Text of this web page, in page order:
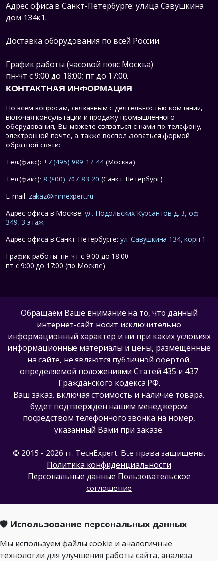
Адрес офиса в Санкт-Петербурге: улица Савушкина
дом 134к1.
Доставка оборудования по всей России.
График работы (часовой пояс Москва)
пн-чт с 9:00 до 18:00; пт до 17:00.
КОНТАКТНАЯ ИНФОРМАЦИЯ
По всем вопросам, связанным с деятельностью компании,
включая консультации и продажу промышленного
оборудования, Вы можете связаться с нами по телефону,
электронной почте, а также воспользоваться формой
обратной связи:
Тел.(факс): +7 (495) 989-17-44 (Москва)
Тел.(факс): 8 (800) 707-83-20 (Санкт-Петербург)
E-mail: zakaz@mmexpert.ru
Адрес офиса в Москве: ул. Подольских Курсантов д. 3, оф
349, 3 этаж
Адрес офиса в Санкт-Петербурге: ул. Савушкина 134, корп 1
График работы: пн-чт с 9:00 до 18:00
пт с 9:00 до 17:00 (по Москве)
Обращаем Ваше внимание на то, что данный
интернет-сайт носит исключительно
информационный характер и ни при каких условиях
информационные материалы и цены, размещенные
на сайте, не являются публичной офертой,
определяемой положениями Статей 435 и 437
Гражданского кодекса РФ.
Ваш заказ, включая стоимость и наличие товара,
будет подтвержден нашим менеджером
посредством телефонного звонка на номер,
указанный Вами при заказе.
© 2015 - 2026 гг. ТеcнExpert. Все права защищены.
Политика конфиденциальности
Персональные данные Пользовательское
соглашение
🛡️ Использование персональных данных
Мы используем файлы cookie и аналогичные
технологии для улучшения работы сайта, анализа